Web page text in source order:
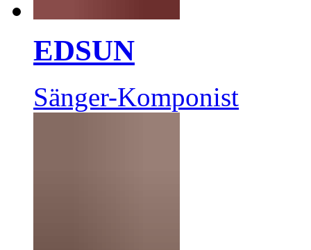
EDSUN
Sänger-Komponist